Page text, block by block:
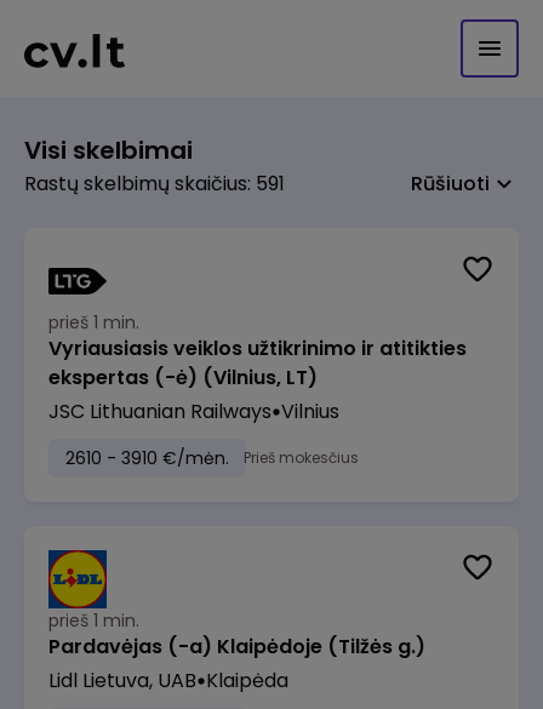
Visi skelbimai
Rastų skelbimų skaičius: 591 Rūšiuoti
prieš 1 min.
Vyriausiasis veiklos užtikrinimo ir atitikties
ekspertas (-ė) (Vilnius, LT)
JSC Lithuanian Railways Vilnius
2610 - 3910 €/mėn. Prieš mokesčius
prieš 1 min.
Pardavėjas (-a) Klaipėdoje (Tilžės g.)
Lidl Lietuva, UAB Klaipėda